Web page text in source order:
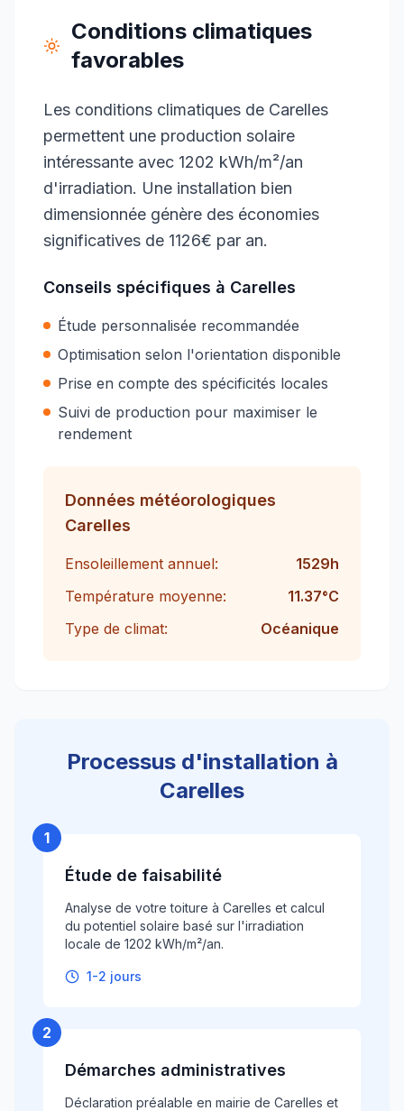
Conditions climatiques
favorables
Les conditions climatiques de Carelles
permettent une production solaire
intéressante avec 1202 kWh/m²/an
d'irradiation. Une installation bien
dimensionnée génère des économies
significatives de 1126€ par an.
Conseils spécifiques à Carelles
Étude personnalisée recommandée
Optimisation selon l'orientation disponible
Prise en compte des spécificités locales
Suivi de production pour maximiser le
rendement
Données météorologiques
Carelles
Ensoleillement annuel: 1529h
Température moyenne:
11.37°C
Type de climat:
Océanique
Processus d'installation à
Carelles
1
Étude de faisabilité
Analyse de votre toiture à Carelles et calcul
du potentiel solaire basé sur l'irradiation
locale de 1202 kWh/m²/an.
1-2 jours
2
Démarches administratives
Déclaration préalable en mairie de Carelles et